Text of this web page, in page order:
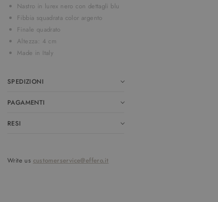
Nastro in lurex nero con dettagli blu
Fibbia squadrata color argento
Finale quadrato
Altezza: 4 cm
Made in Italy
SPEDIZIONI
PAGAMENTI
RESI
Write us customerservice@effero.it